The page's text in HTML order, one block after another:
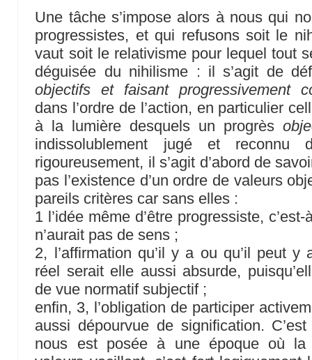
Une tâche s’impose alors à nous qui
progressistes, et qui refusons soit le
vaut soit le relativisme pour lequel tout
déguisée du nihilisme : il s’agit de
objectifs et faisant progressivement
dans l’ordre de l’action, en particulier
à la lumière desquels un progrès
indissolublement jugé et reconnu
rigoureusement, il s’agit d’abord de
pas l’existence d’un ordre de valeurs
pareils critères car sans elles :
1 l’idée même d’être progressiste,
n’aurait pas de sens ;
2, l’affirmation qu’il y a ou qu’il peut y
réel serait elle aussi absurde,
de vue normatif subjectif ;
enfin, 3, l’obligation de participer
aussi dépourvue de signification.
nous est posée à une époque où la